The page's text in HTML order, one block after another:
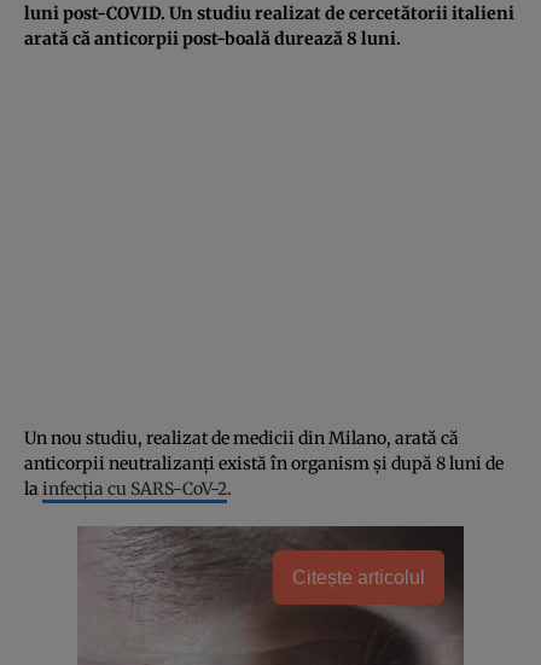
luni post-COVID. Un studiu realizat de cercetătorii italieni
arată că anticorpii post-boală durează 8 luni.
Un nou studiu, realizat de medicii din Milano, arată că
anticorpii neutralizanţi există în organism şi după 8 luni de
la infecţia cu SARS-CoV-2.
Citește articolul